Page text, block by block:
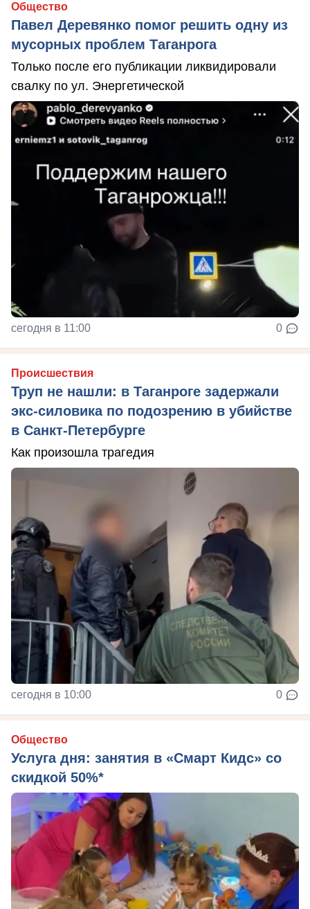
Общество
Павел Деревянко помог решить одну из
мусорных проблем Таганрога
Только после его публикации ликвидировали
свалку по ул. Энергетической
сегодня в 11:00 0
Происшествия
Труп не нашли: в Таганроге задержали
экс-силовика по подозрению в убийстве
в Санкт-Петербурге
Как произошла трагедия
сегодня в 10:00 0
Общество
Услуга дня: занятия в «Смарт Кидс» со
скидкой 50%*